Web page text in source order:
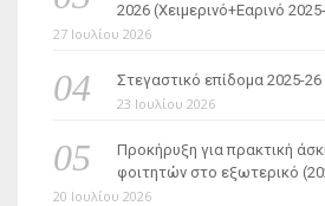
2026 (Χειμερινό+Εαρινό
27 Ιουλίου 2026
Στεγαστικό επίδομα 2025-26
23 Ιουλίου 2026
Προκήρυξη για πρακτική
φοιτητών στο εξωτερικό
20 Ιουλίου 2026